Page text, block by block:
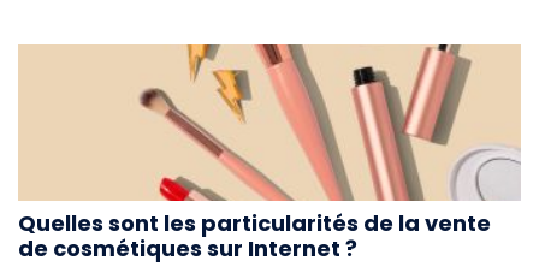
Quelles sont les particularités de la vente
de cosmétiques sur Internet ?